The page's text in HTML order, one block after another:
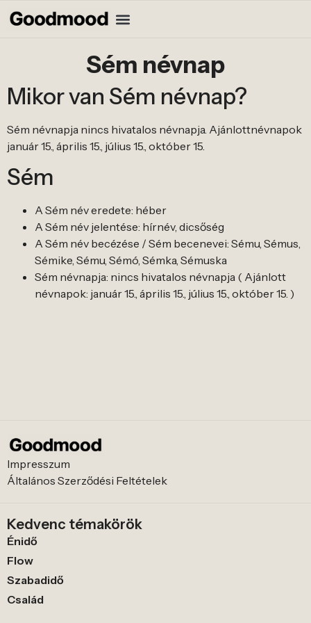
Sém névnap
Mikor van Sém névnap?
Sém névnapja nincs hivatalos névnapja. Ajánlottnévnapok
január 15., április 15., július 15., október 15.
Sém
A Sém név eredete: héber
A Sém név jelentése: hírnév, dicsőség
A Sém név becézése / Sém becenevei: Sému, Sémus,
Sémike, Sému, Sémó, Sémka, Sémuska
Sém névnapja: nincs hivatalos névnapja ( Ajánlott
névnapok: január 15., április 15., július 15., október 15. )
Impresszum
Általános Szerződési Feltételek
Kedvenc témakörök
Énidő
Flow
Szabadidő
Család